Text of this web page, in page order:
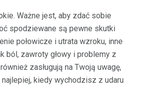
Ważne jest, aby zdać sobie
spodziewane są pewne skutki
połowicze i utrata wzroku, inne
ból, zawroty głowy i problemy z
zasługują na Twoją uwagę,
kiedy wychodzisz z udaru